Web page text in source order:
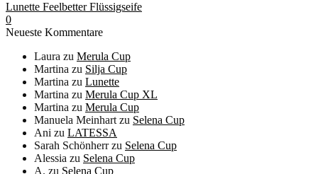
Lunette Feelbetter Flüssigseife
0
Neueste Kommentare
Laura zu Merula Cup
Martina zu Silja Cup
Martina zu Lunette
Martina zu Merula Cup XL
Martina zu Merula Cup
Manuela Meinhart zu Selena Cup
Ani zu LATESSA
Sarah Schönherrzu Selena Cup
Alessia zu Selena Cup
A. zu Selena Cup